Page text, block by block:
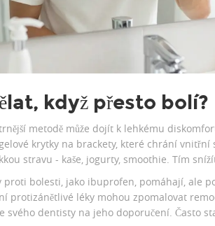
když přesto bolí?
metodě může dojít k lehkému
krytky na brackety, které chrání
stravu - kaše, jogurty, smoothie. Tím
proti bolesti, jako ibuprofen, pomáhají, ale
protizánětlivé léky mohou zpomalovat
svého dentisty na jeho doporučení. Často